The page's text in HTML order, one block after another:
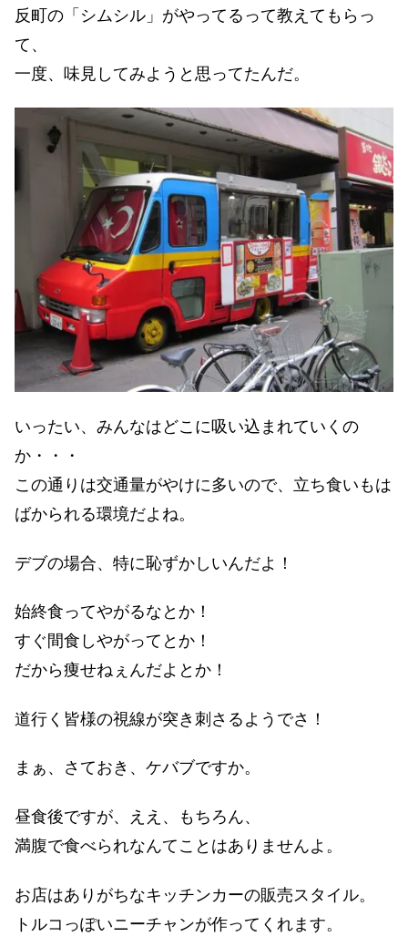
反町の「シムシル」がやってるって教えてもらっ
て、
一度、味見してみようと思ってたんだ。
いったい、みんなはどこに吸い込まれていくの
か・・・
この通りは交通量がやけに多いので、立ち食いもは
ばかられる環境だよね。
デブの場合、特に恥ずかしいんだよ！
始終食ってやがるなとか！
すぐ間食しやがってとか！
だから痩せねぇんだよとか！
道行く皆様の視線が突き刺さるようでさ！
まぁ、さておき、ケバブですか。
昼食後ですが、ええ、もちろん、
満腹で食べられなんてことはありませんよ。
お店はありがちなキッチンカーの販売スタイル。
トルコっぽいニーチャンが作ってくれます。